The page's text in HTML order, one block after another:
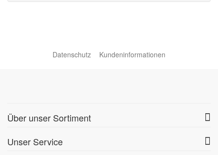
Datenschutz Kundeninformationen
Über unser Sortiment
Unser Service